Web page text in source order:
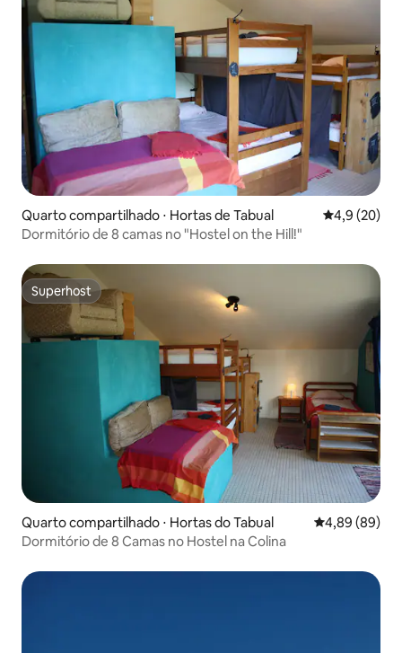
Quarto compartilhado ⋅ Hortas de Tabual 4,9 de uma
4,9 (20)
Dormitório de 8 camas no "Hostel on the Hill!"
Superhost
Superhost
Quarto compartilhado ⋅ Hortas do Tabual 4,89 de uma
4,89 (89)
Dormitório de 8 Camas no Hostel na Colina